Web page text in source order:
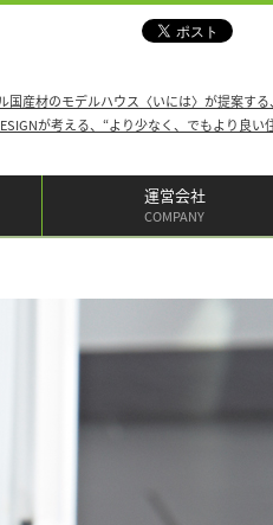
産材のモデルハウス〈いには〉が提案する
が考える、“より少なく、でもより良い
運営会社
COMPANY